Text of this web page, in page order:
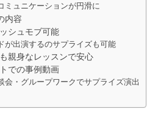
ミュニケーションが円滑に
内容
シュモブ可能
が出演するのサプライズも可能
親身なレッスンで安心
での事例動画
会・グループワークでサプライズ演出